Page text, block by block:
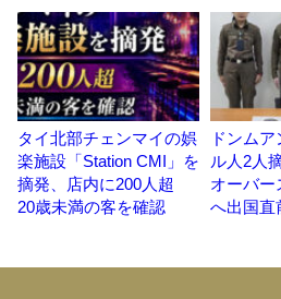
タイ北部チェンマイの娯
楽施設「Station CMI」を
摘発、店内に200人超
20歳未満の客を確認
ドンム
ル人2人
オーバ
へ出国直